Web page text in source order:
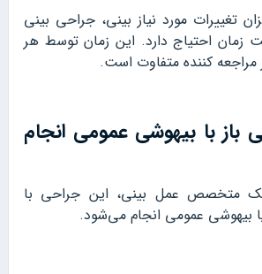
تغییرات مورد نیاز بینی، جراحی بینی
۱ ساعت زمان احتیاج دارد. این زمان توسط هر
کننده متفاوت است.
باز با بیهوشی عمومی انجام
متخصص عمل بینی، این جراحی با
عمومی انجام می‌شود.